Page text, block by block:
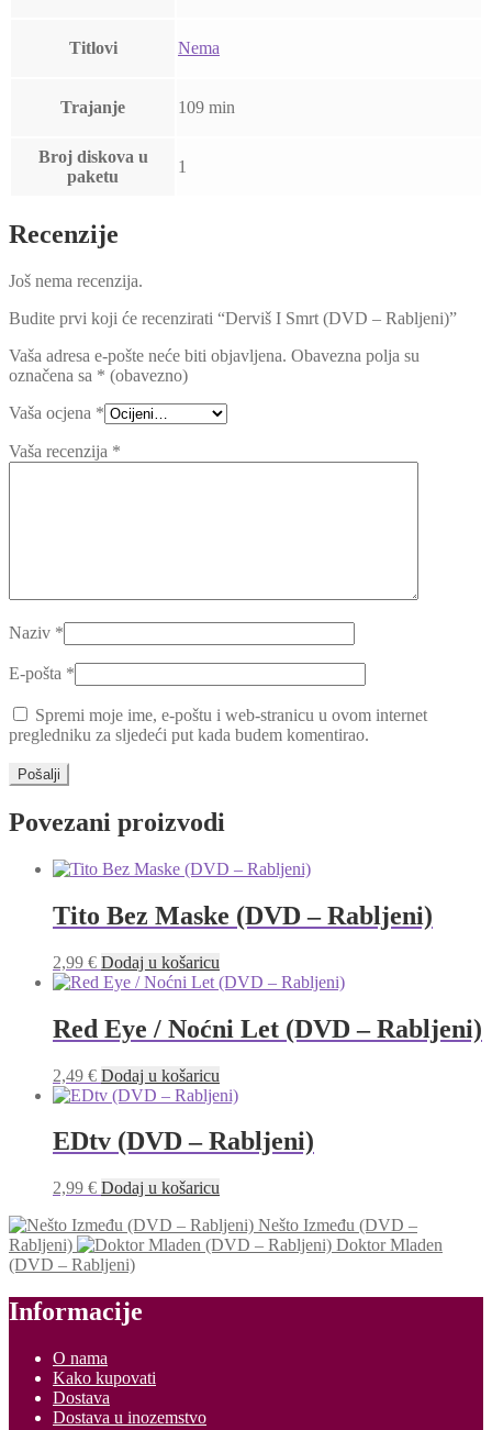
Titlovi Nema
Trajanje 109 min
Broj diskova u
paketu
1
Recenzije
Još nema recenzija.
Budite prvi koji će recenzirati “Derviš I Smrt (DVD – Rabljeni)”
Vaša adresa e-pošte neće biti objavljena. Obavezna polja su
označena sa * (obavezno)
Vaša ocjena *
Vaša recenzija *
Naziv *
E-pošta *
Spremi moje ime, e-poštu i web-stranicu u ovom internet
pregledniku za sljedeći put kada budem komentirao.
Povezani proizvodi
Tito Bez Maske (DVD – Rabljeni)
2,99 € Dodaj u košaricu
Red Eye / Noćni Let (DVD – Rabljeni)
2,49 € Dodaj u košaricu
EDtv (DVD – Rabljeni)
2,99 € Dodaj u košaricu
Nešto Između (DVD –
Rabljeni)
Doktor Mladen
(DVD – Rabljeni)
Informacije
O nama
Kako kupovati
Dostava
Dostava u inozemstvo